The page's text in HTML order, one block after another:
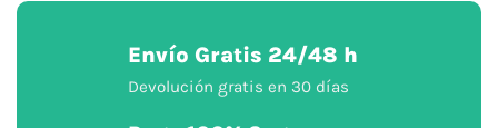
Envío Gratis 24/48 h
Devolución gratis en 30 días